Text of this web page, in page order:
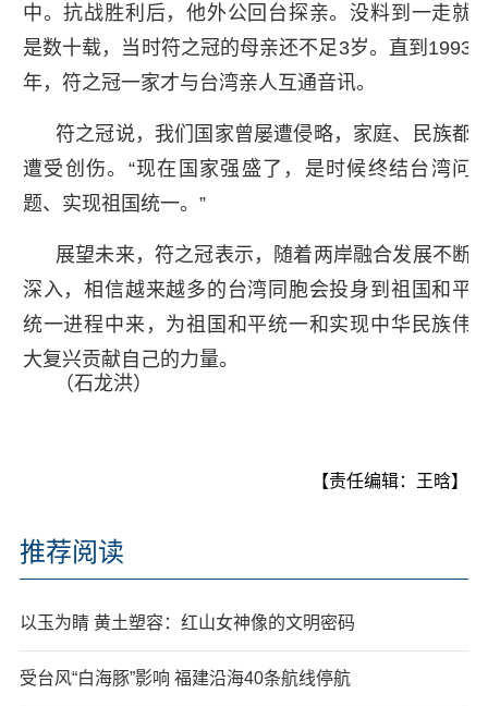
中。抗战胜利后，他外公回台探亲。没料到一走就
是数十载，当时符之冠的母亲还不足3岁。直到1993
年，符之冠一家才与台湾亲人互通音讯。
符之冠说，我们国家曾屡遭侵略，家庭、民族都
遭受创伤。“现在国家强盛了，是时候终结台湾问
题、实现祖国统一。”
展望未来，符之冠表示，随着两岸融合发展不断
深入，相信越来越多的台湾同胞会投身到祖国和平
统一进程中来，为祖国和平统一和实现中华民族伟
大复兴贡献自己的力量。
（石龙洪）
【责任编辑：王晗】
推荐阅读
以玉为睛 黄土塑容：红山女神像的文明密码
受台风“白海豚”影响 福建沿海40条航线停航